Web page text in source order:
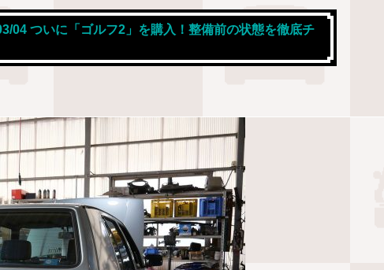
04 ついに「ゴルフ2」を購入！整備前の状態を徹底チ